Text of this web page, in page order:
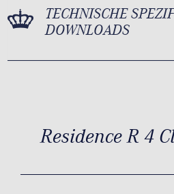
TECHNISCHE
DOWNLOADS
Residence R 4